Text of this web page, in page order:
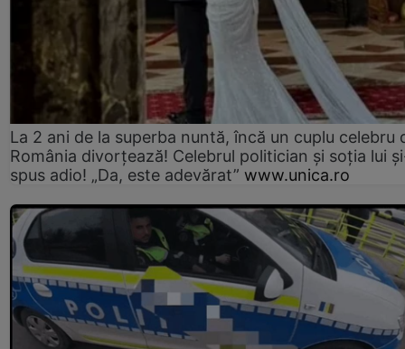
La 2 ani de la superba nuntă, încă un cuplu celebru
România divorțează! Celebrul politician și soția lui
spus adio! „Da, este adevărat” www.unica.ro